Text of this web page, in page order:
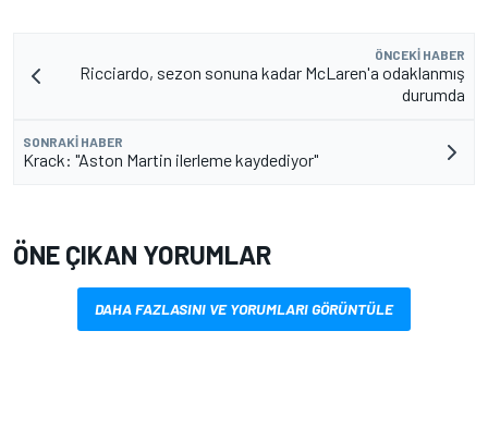
ÖNCEKI HABER
Ricciardo, sezon sonuna kadar McLaren'a odaklanmış
durumda
SONRAKI HABER
Krack: "Aston Martin ilerleme kaydediyor"
ÖNE ÇIKAN YORUMLAR
DAHA FAZLASINI VE YORUMLARI GÖRÜNTÜLE